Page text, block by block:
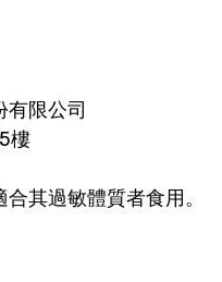
限公司
樓
其過敏體質者食用。